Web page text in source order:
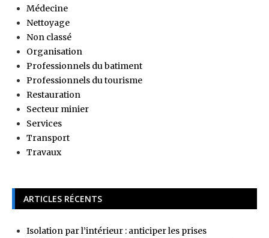
Médecine
Nettoyage
Non classé
Organisation
Professionnels du batiment
Professionnels du tourisme
Restauration
Secteur minier
Services
Transport
Travaux
ARTICLES RÉCENTS
Isolation par l’intérieur : anticiper les prises